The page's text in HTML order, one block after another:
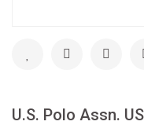
U.S. Polo Assn.